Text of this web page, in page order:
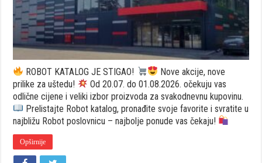
ROBOT KATALOG JE STIGAO!
Nove akcije, nove
prilike za uštedu!
Od 20.07. do 01.08.2026. očekuju vas
odlične cijene i veliki izbor proizvoda za svakodnevnu kupovinu.
Prelistajte Robot katalog, pronađite svoje favorite i svratite u
najbližu Robot poslovnicu – najbolje ponude vas čekaju!
Opširnije